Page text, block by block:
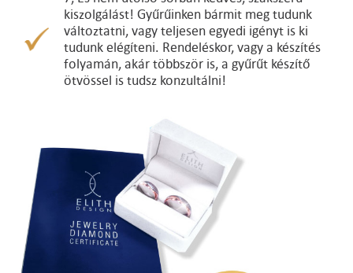
kiszolgálást! Gyűrűinken bármit meg tudunk
változtatni, vagy teljesen egyedi igényt is ki
tudunk elégíteni. Rendeléskor, vagy a készítés
folyamán, akár többször is, a gyűrűt készítő
ötvössel is tudsz konzultálni!